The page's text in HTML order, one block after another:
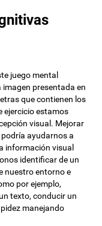
juego mental
presentada en
que contienen los
ejercicio estamos
visual. Mejorar
ayudarnos a
información visual
identificar de un
nuestro entorno e
por ejemplo,
texto, conducir un
manejando